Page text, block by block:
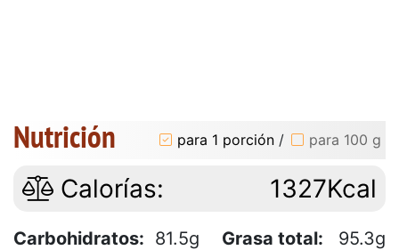
Nutrición para 1 porción / para 100 g
Calorías: 1327Kcal
Carbohidratos: 81.5g Grasa total:
95.3g